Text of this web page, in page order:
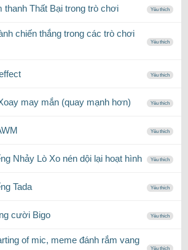
thanh Thất Bại trong trò chơi Yêu thích
chiến thắng trong các trò chơi
Yêu thích
Yêu thích
may mắn (quay mạnh hơn) Yêu thích
Yêu thích
Nhảy Lò Xo nén dội lại hoạt hình Yêu thích
Tada Yêu thích
cười Bigo Yêu thích
of mic, meme đánh rắm vang
Yêu thích